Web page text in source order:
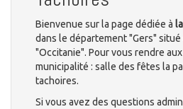
Bienvenue sur la page dédiée à
dans le département "Gers" situé
"Occitanie". Pour vous rendre
municipalité : salle des fêtes la
tachoires.
Si vous avez des questions